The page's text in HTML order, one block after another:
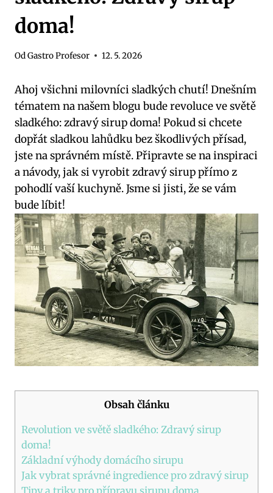
doma!
OdGastro Profesor 12. 5. 2026
Ahoj všichni milovníci sladkých chutí! Dnešním
tématem na našem blogu bude revoluce ve světě
sladkého: zdravý sirup doma! Pokud si chcete
dopřát sladkou lahůdku bez škodlivých přísad,
jste na správném místě. Připravte se na inspiraci
a návody, jak si vyrobit zdravý sirup přímo z
pohodlí vaší kuchyně. Jsme si jisti, že se vám
bude líbit!
Obsah článku
Revolution ve světě sladkého: Zdravý sirup
doma!
Základní výhody domácího sirupu
Jak vybrat správné ingredience pro zdravý sirup
Tipy a triky pro přípravu sirupu doma